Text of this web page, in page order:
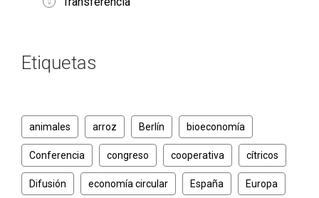
Etiquetas
animales arroz Berlín bioeconomía
Conferencia congreso cooperativa cítricos
Difusión economía circular España Europa